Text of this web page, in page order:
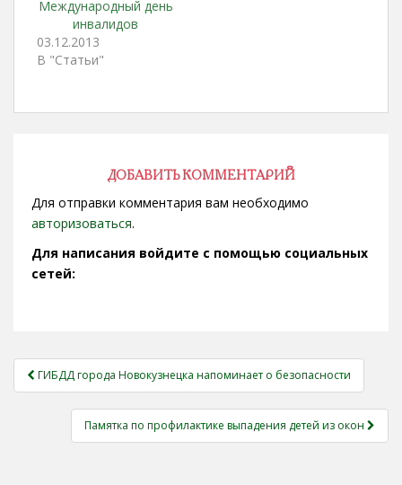
Международный день
инвалидов
03.12.2013
В "Статьи"
ДОБАВИТЬ КОММЕНТАРИЙ
Для отправки комментария вам необходимо
авторизоваться.
Для написания войдите с помощью социальных
сетей:
НАВИГАЦИЯ
ЗАПИСЕЙ
ГИБДД города Новокузнецка напоминает о безопасности
Памятка по профилактике выпадения детей из окон